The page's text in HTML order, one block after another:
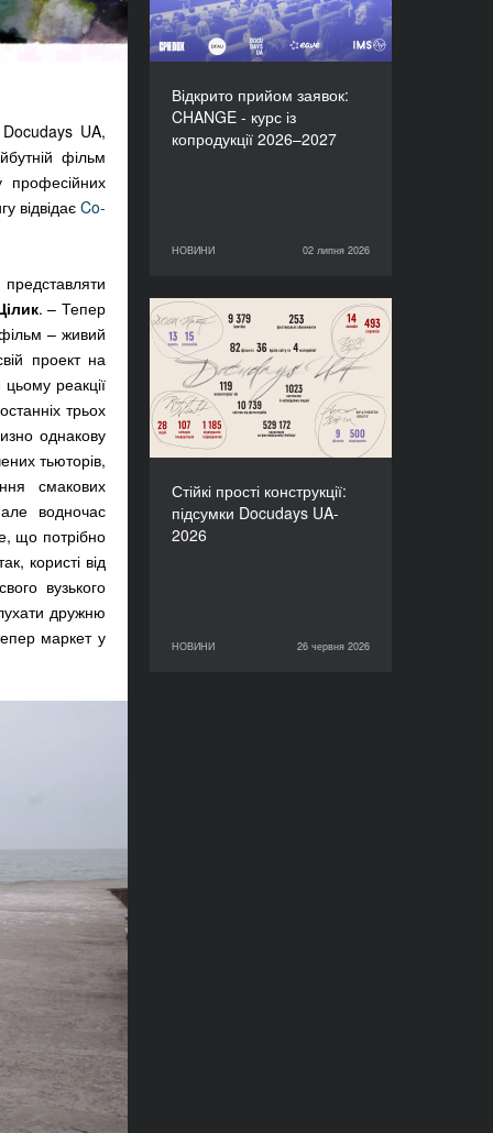
UA,
фільм
відвідає Co-
. – Тепер
– живий
проект на
реакції
трьох
однакову
тьюторів,
смакових
водночас
що потрібно
користі від
вузького
дружню
маркет у
Відкрито прийом заявок:
CHANGE - курс із
копродукції 2026–2027
НОВИНИ 02 липня 2026
НОВИНИ
02 липня 2026
Стійкі прості конструкції:
підсумки Docudays UA-
2026
НОВИНИ 26 червня 2026
Стійкі прості конструкції:
підсумки Docudays UA-
2026
НОВИНИ
26 червня 2026